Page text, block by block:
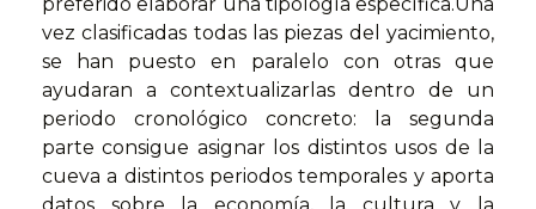
vez clasificadas todas las piezas del yacimiento,
se han puesto en paralelo con otras que
ayudaran a contextualizarlas dentro de un
periodo cronológico concreto: la segunda
parte consigue asignar los distintos usos de la
cueva a distintos periodos temporales y aporta